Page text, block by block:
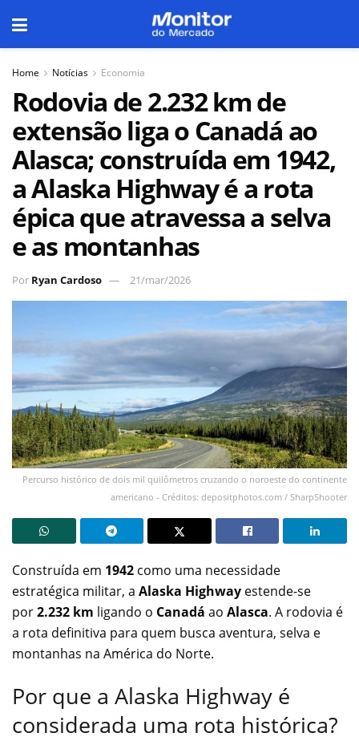
Home Notícias Economia
Rodovia de 2.232 km de
extensão liga o Canadá ao
Alasca; construída em 1942,
a Alaska Highway é a rota
épica que atravessa a selva
e as montanhas
Por Ryan Cardoso 21/mar/2026
Percurso histórico de dois mil quilômetros cruzando o noroeste do continente
americano - Créditos: depositphotos.com / SharpShooter
Construída em 1942 como uma necessidade
estratégica militar, a Alaska Highway estende-se
por2.232 km ligando o Canadá ao Alasca. A rodovia é
a rota definitiva para quem busca aventura, selva e
montanhas na América do Norte.
Por que a Alaska Highway é
considerada uma rota histórica?